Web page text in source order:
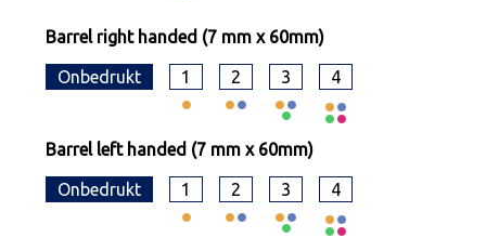
Barrel right handed (7 mm x 60mm)
Onbedrukt 1 2 3 4
Barrel left handed (7 mm x 60mm)
Onbedrukt 1 2 3 4